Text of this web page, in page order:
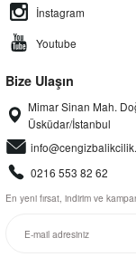
İnstagram
Youtube
Bize Ulaşın
Mimar Sinan Mah.
Üsküdar/İstanbul
0216 553 82 62
En yeni fırsat, indirim ve